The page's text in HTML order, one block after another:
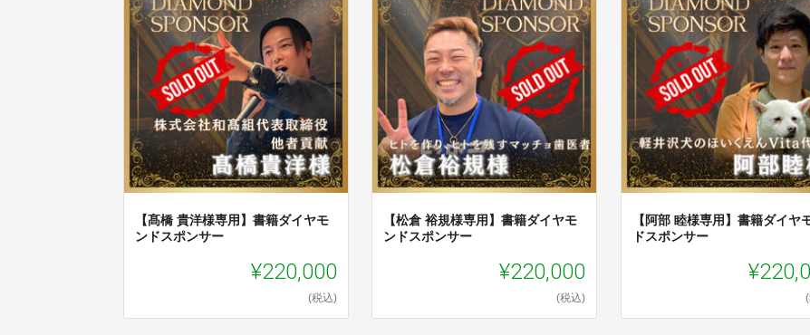
【髙橋 貴洋様専用】書籍ダイヤモ
ンドスポンサー
¥220,000
(税込)
【松倉 裕規様専用】書籍ダイヤモ
ンドスポンサー
¥220,000
(税込)
【阿部 睦様専用】書籍ダイヤ
ドスポンサー